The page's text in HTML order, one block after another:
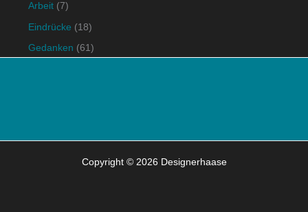
Arbeit (7)
Eindrücke (18)
Gedanken (61)
Copyright © 2026 Designerhaase